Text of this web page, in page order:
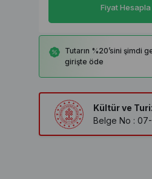
Fiyat Hesapla
Tutarın %20’sini şimdi
girişte öde
Kültür ve
Belge No : 07-